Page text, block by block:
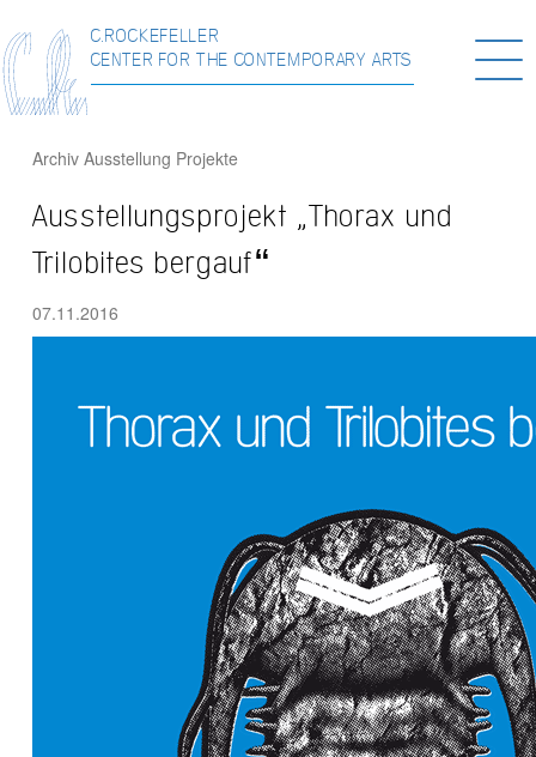
C.ROCKEFELLER
CENTER FOR THE CONTEMPORARY ARTS
Archiv Ausstellung Projekte
Ausstellungsprojekt „Thorax und
Trilobites bergauf“
07.11.2016